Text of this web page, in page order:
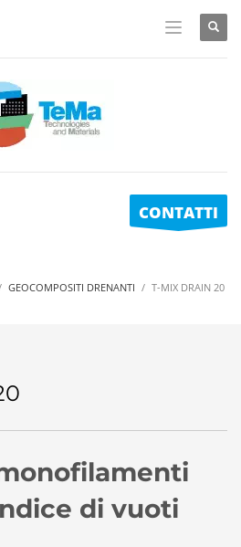
CONTATTI
GEOCOMPOSITI DRENANTI T-MIX DRAIN 20
di vuoti